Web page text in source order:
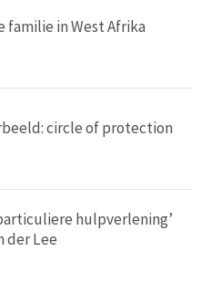
familie in West Afrika
circle of protection
hulpverlening’
der Lee